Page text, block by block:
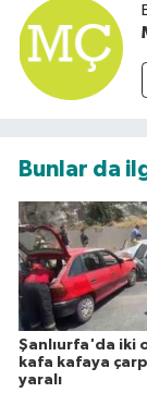
Bunlar da
Şanlıurfa'da iki
kafa kafaya
yaralı